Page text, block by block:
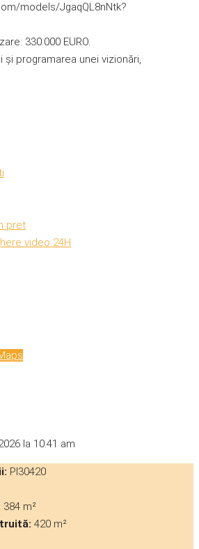
models/JgaqQL8nNtk?
330.000 EURO.
și programarea unei vizionări,
pret
video 24H
la 10:41 am
PI30420
384 m²
420 m²